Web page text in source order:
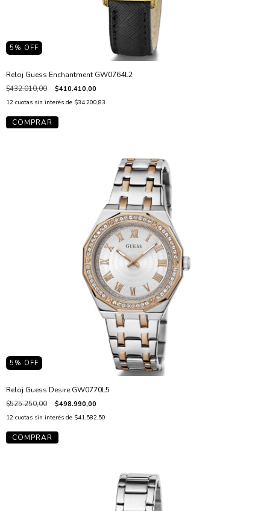
5 % OFF
Reloj Guess Enchantment GW0764L2
$432.010,00 $410.410,00
12 cuotas sin interés de $34.200,83
5 % OFF
Reloj Guess Desire GW0770L5
$525.250,00 $498.990,00
12 cuotas sin interés de $41.582,50